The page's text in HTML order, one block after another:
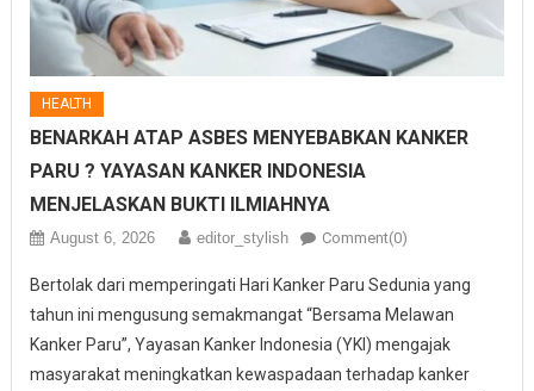
HEALTH
BENARKAH ATAP ASBES MENYEBABKAN KANKER
PARU ? YAYASAN KANKER INDONESIA
MENJELASKAN BUKTI ILMIAHNYA
August 6, 2026 editor_stylish Comment(0)
Bertolak dari memperingati Hari Kanker Paru Sedunia yang
tahun ini mengusung semakmangat “Bersama Melawan
Kanker Paru”, Yayasan Kanker Indonesia (YKI) mengajak
masyarakat meningkatkan kewaspadaan terhadap kanker